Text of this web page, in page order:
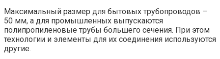
Максимальный размер для бытовых трубопроводов –
50 мм, а для промышленных выпускаются
полипропиленовые трубы большего сечения. При этом
технологии и элементы для их соединения используются
другие.